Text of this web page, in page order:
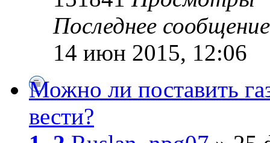
Последнее
14 июн 2015, 12:06
Можно ли поставить
вести?